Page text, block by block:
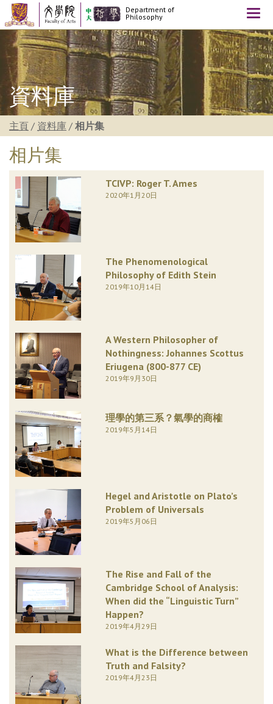
Department of
Philosophy
資料庫
主頁 / 資料庫 / 相片集
相片集
TCIVP: Roger T. Ames
2020年1月20日
The Phenomenological
Philosophy of Edith Stein
2019年10月14日
A Western Philosopher of
Nothingness: Johannes Scottus
Eriugena (800-877 CE)
2019年9月30日
理學的第三系？氣學的商榷
2019年5月14日
Hegel and Aristotle on Plato’s
Problem of Universals
2019年5月06日
The Rise and Fall of the
Cambridge School of Analysis:
When did the “Linguistic Turn”
Happen?
2019年4月29日
What is the Difference between
Truth and Falsity?
2019年4月23日